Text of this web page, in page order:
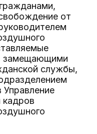
от
замещающими
службы,
Управление
кадров